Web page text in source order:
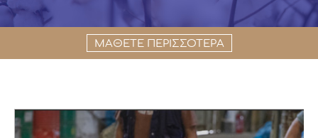
ΜΑΘΕΤΕ ΠΕΡΙΣΣΟΤΕΡΑ